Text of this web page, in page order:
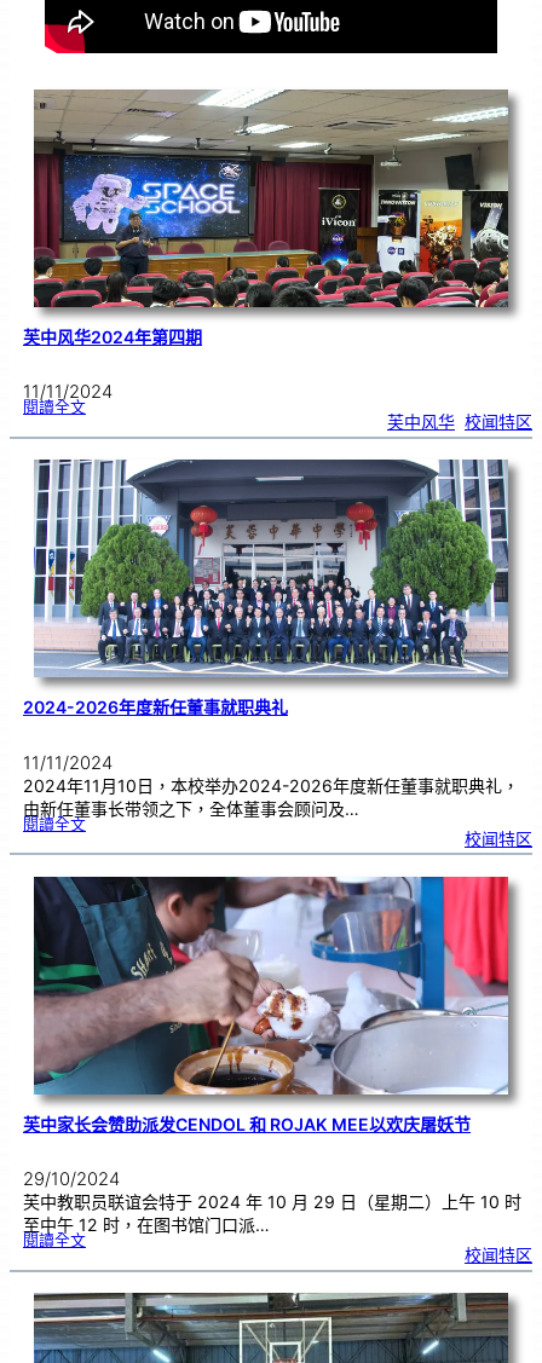
芙中风华2024年第四期
11/11/2024
閱讀全文:芙
华
0
2
4年
第
四
期
芙中风华 校闻特区
2024-2026年度新任董事就职典礼
11/11/2024
2024年11月10日，本校举办2024-2026年度新任董事就职典礼，
由新任董事长带领之下，全体董事会顾问及…
閱讀全文:
2
4
2
0
6年
度
新
任
董
事就
职
典
礼
校闻特区
芙中家长会赞助派发CENDOL 和 ROJAK MEE以欢庆屠妖节
29/10/2024
芙中教职员联谊会特于 2024 年 10 月 29 日（星期二）上午 10 时
至中午 12 时，在图书馆门口派…
閱讀全文:芙
长
赞
助
派
发
C
e
n
d
o
校闻特区